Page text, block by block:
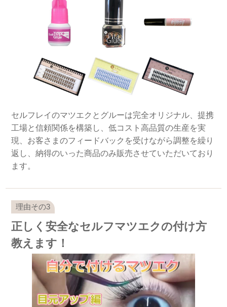
セルフレイのマツエクとグルーは完全オリジナル、提携
工場と信頼関係を構築し、低コスト高品質の生産を実
現、お客さまのフィードバックを受けながら調整を繰り
返し、納得のいった商品のみ販売させていただいており
ます。
正しく安全なセルフマツエクの付け方
教えます！